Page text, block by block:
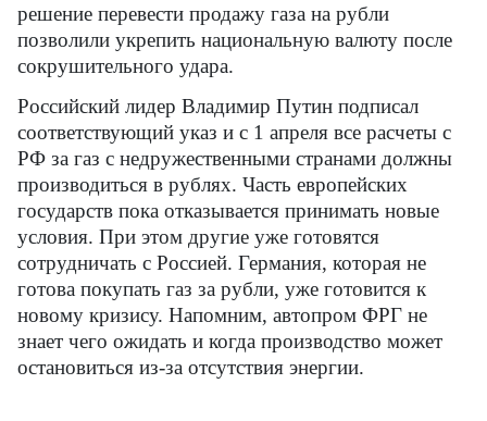
решение перевести продажу газа на рубли
позволили укрепить национальную валюту после
сокрушительного удара.
Российский лидер Владимир Путин подписал
соответствующий указ и с 1 апреля все расчеты с
РФ за газ с недружественными странами должны
производиться в рублях. Часть европейских
государств пока отказывается принимать новые
условия. При этом другие уже готовятся
сотрудничать с Россией. Германия, которая не
готова покупать газ за рубли, уже готовится к
новому кризису. Напомним, автопром ФРГ не
знает чего ожидать и когда производство может
остановиться из-за отсутствия энергии.